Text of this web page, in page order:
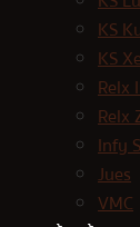
KS
KS
Relx
Relx
Infy
Jues
VMC